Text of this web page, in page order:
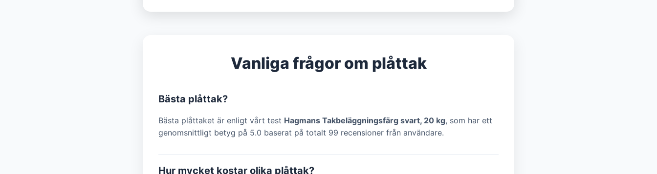
Vanliga frågor om plåttak
Bästa plåttak?
Bästa plåttaket är enligt vårt test Hagmans Takbeläggningsfärg svart, 20 kg, som har ett
genomsnittligt betyg på 5.0 baserat på totalt 99 recensioner från användare.
Hur mycket kostar olika plåttak?